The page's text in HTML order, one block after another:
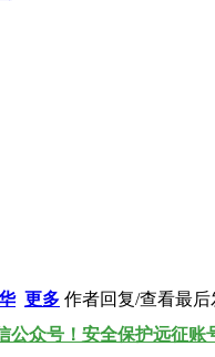
更多 作者回复/查看最后
公众号！安全保护远征账